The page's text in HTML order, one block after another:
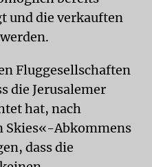
und die verkauften
Fluggesellschaften
die Jerusalemer
hat, nach
Skies«-Abkommens
dass die